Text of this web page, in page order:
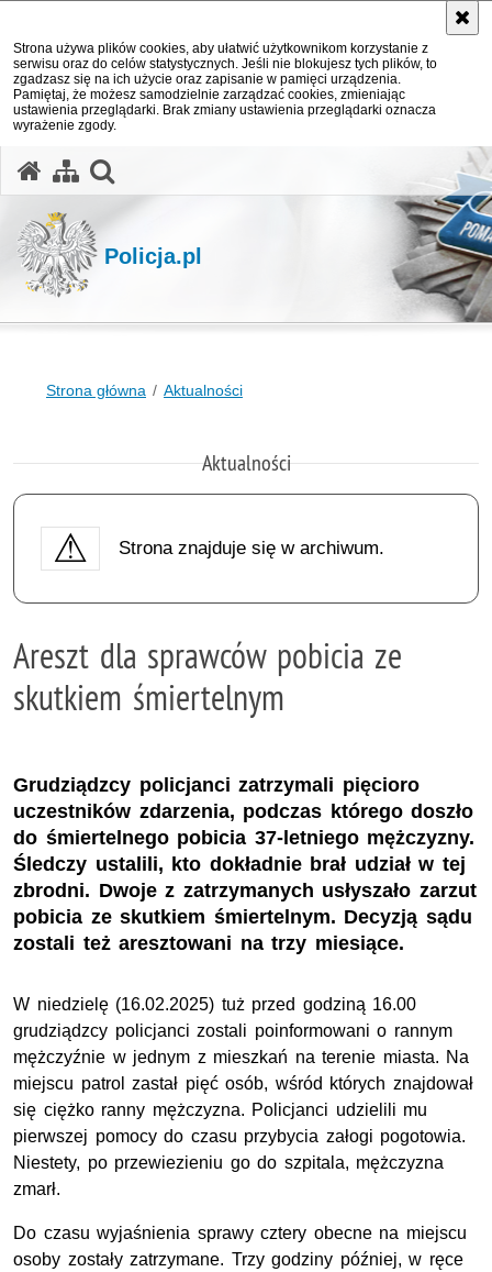
Strona używa plików cookies, aby ułatwić użytkownikom korzystanie z
serwisu oraz do celów statystycznych. Jeśli nie blokujesz tych plików, to
zgadzasz się na ich użycie oraz zapisanie w pamięci urządzenia.
Pamiętaj, że możesz samodzielnie zarządzać cookies, zmieniając
ustawienia przeglądarki. Brak zmiany ustawienia przeglądarki oznacza
wyrażenie zgody.
Policja.pl
Strona główna Aktualności
Aktualności
Strona znajduje się w archiwum.
Areszt dla sprawców pobicia ze
skutkiem śmiertelnym
Grudziądzcy policjanci zatrzymali pięcioro
uczestników zdarzenia, podczas którego doszło
do śmiertelnego pobicia 37-letniego mężczyzny.
Śledczy ustalili, kto dokładnie brał udział w tej
zbrodni. Dwoje z zatrzymanych usłyszało zarzut
pobicia ze skutkiem śmiertelnym. Decyzją sądu
zostali też aresztowani na trzy miesiące.
W niedzielę (16.02.2025) tuż przed godziną 16.00
grudziądzcy policjanci zostali poinformowani o rannym
mężczyźnie w jednym z mieszkań na terenie miasta. Na
miejscu patrol zastał pięć osób, wśród których znajdował
się ciężko ranny mężczyzna. Policjanci udzielili mu
pierwszej pomocy do czasu przybycia załogi pogotowia.
Niestety, po przewiezieniu go do szpitala, mężczyzna
zmarł.
Do czasu wyjaśnienia sprawy cztery obecne na miejscu
osoby zostały zatrzymane. Trzy godziny później, w ręce